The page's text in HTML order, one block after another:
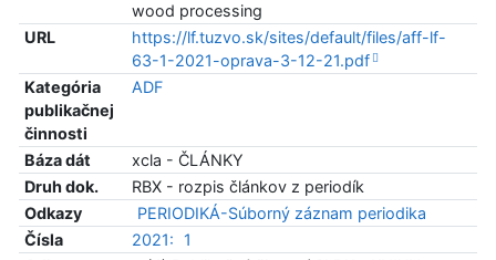
wood processing
URL
https://lf.tuzvo.sk/sites/default/files/aff-lf-
63-1-2021-oprava-3-12-21.pdf
Kategória
publikačnej
činnosti
ADF
Báza dát
xcla - ČLÁNKY
Druh dok.
RBX - rozpis článkov z periodík
Odkazy
PERIODIKÁ-Súborný záznam periodika
Čísla
2021:
1